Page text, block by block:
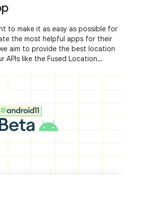
to make it as easy as possible for
the most helpful apps for their
aim to provide the best location
APIs like the Fused Location